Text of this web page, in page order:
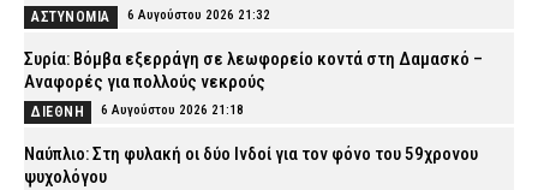
ΑΣΤΥΝΟΜΙΑ 6 Αυγούστου 2026 21:32
Συρία: Βόμβα εξερράγη σε λεωφορείο κοντά στη Δαμασκό –
Αναφορές για πολλούς νεκρούς
ΔΙΕΘΝΗ 6 Αυγούστου 2026 21:18
Ναύπλιο: Στη φυλακή οι δύο Ινδοί για τον φόνο του 59χρονου
ψυχολόγου